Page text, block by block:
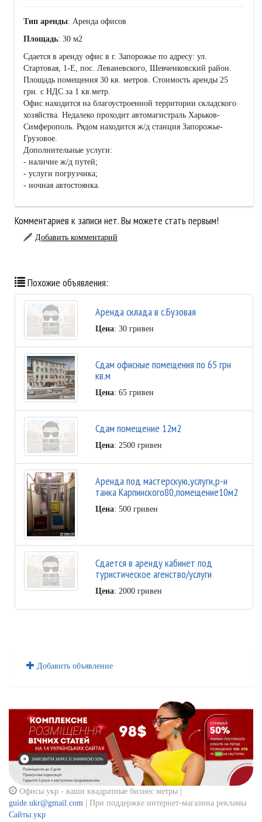
Тип аренды: Аренда офисов
Площадь: 30 м2
Сдается в аренду офис в г. Запорожье по адресу: ул.
Стартовая, 1-Е, пос. Леваневского, Шевченковский район.
Площадь помещения 30 кв. метров. Стоимость аренды 25
грн. с НДС за 1 кв.метр.
Офис находится на благоустроенной территории складского
хозяйства. Недалеко проходит автомагистраль Харьков-
Симферополь. Рядом находится ж/д станция Запорожье-
Грузовое.
Дополнительные услуги:
- наличие ж/д путей;
- услуги погрузчика;
- ночная автостоянка.
Комментариев к записи нет. Вы можете стать первым!
Добавить комментарий
Похожие объявления:
Аренда склада в с.Бузовая
Цена: 30 гривен
Сдам офисные помещения по 65 грн
кв.м
Цена: 65 гривен
Сдам помещение 12м2
Цена: 2500 гривен
Аренда под мастерскую,услуги,р-н
танка Карпинского80,помещение10м2
Цена: 500 гривен
Сдается в аренду кабинет под
туристическое агенство/услуги
Цена: 2000 гривен
Добавить объявление
Офисы.укр - ваши квадратные бизнес метры |
guide.ukr@gmail.com | При поддержке интернет-магазина рекламы
Сайты.укр